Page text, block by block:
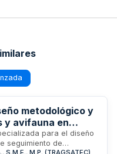
metodológico y
y avifauna en
Ibérica -para el diseño
seguimiento de
M.P. (TRAGSATEC)